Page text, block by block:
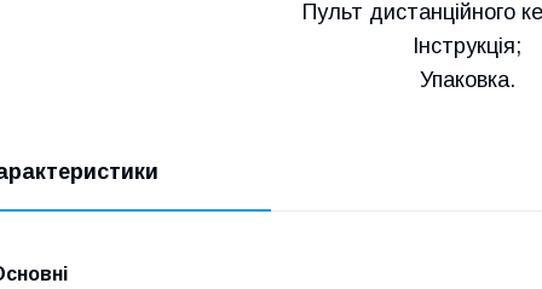
Пульт дистанційного
Інструкція;
Упаковка.